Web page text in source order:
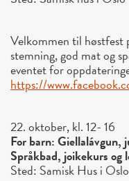
Velkommen til høstfest
stemning, god mat og
eventet for
https://
22. oktober, kl. 12- 16
For barn: Giellalávgun,
Språkbad, joikekurs og
Sted: Samisk Hus i Oslo